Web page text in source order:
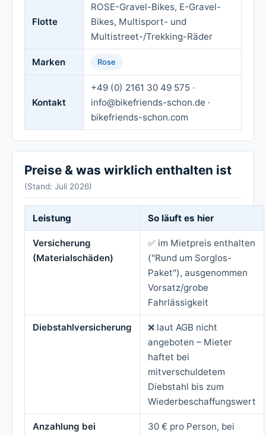
Flotte
ROSE-Gravel-Bikes, E-Gravel-
Bikes, Multisport- und
Multistreet-/Trekking-Räder
Marken Rose
Kontakt
+49 (0) 2161 30 49 575 ·
info@bikefriends-schon.de ·
bikefriends-schon.com
Preise & was wirklich enthalten ist
(Stand: Juli 2026)
Leistung So läuft es hier
Versicherung
(Materialschäden)
✅ im Mietpreis enthalten
("Rund um Sorglos-
Paket"), ausgenommen
Vorsatz/grobe
Fahrlässigkeit
Diebstahlversicherung
❌ laut AGB nicht
angeboten – Mieter
haftet bei
mitverschuldetem
Diebstahl bis zum
Wiederbeschaffungswert
Anzahlung bei
30 € pro Person, bei